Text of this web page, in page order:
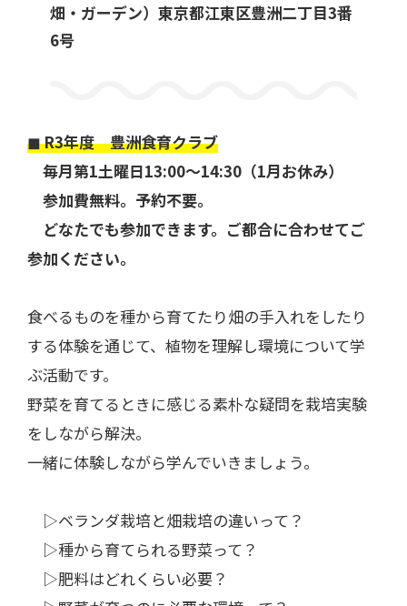
畑・ガーデン）東京都江東区豊洲二丁目3番
6号
◼︎ R3年度 豊洲食育クラブ
毎月第1土曜日13:00〜14:30（1月お休み）
参加費無料。予約不要。
どなたでも参加できます。ご都合に合わせてご
参加ください。
食べるものを種から育てたり畑の手入れをしたり
する体験を通じて、植物を理解し環境について学
ぶ活動です。
野菜を育てるときに感じる素朴な疑問を栽培実験
をしながら解決。
一緒に体験しながら学んでいきましょう。
▷ベランダ栽培と畑栽培の違いって？
▷種から育てられる野菜って？
▷肥料はどれくらい必要？